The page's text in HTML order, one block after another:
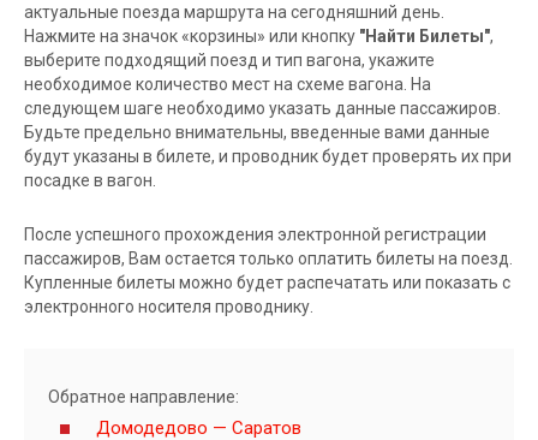
актуальные поезда маршрута на сегодняшний день.
Нажмите на значок «корзины» или кнопку "Найти Билеты",
выберите подходящий поезд и тип вагона, укажите
необходимое количество мест на схеме вагона. На
следующем шаге необходимо указать данные пассажиров.
Будьте предельно внимательны, введенные вами данные
будут указаны в билете, и проводник будет проверять их при
посадке в вагон.
После успешного прохождения электронной регистрации
пассажиров, Вам остается только оплатить билеты на поезд.
Купленные билеты можно будет распечатать или показать с
электронного носителя проводнику.
Обратное направление:
Домодедово — Саратов